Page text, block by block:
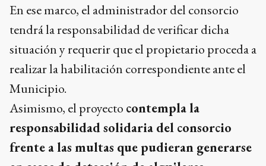
En ese marco, el administrador del consorcio
tendrá la responsabilidad de verificar dicha
situación y requerir que el propietario proceda a
realizar la habilitación correspondiente ante el
Municipio.
Asimismo, el proyecto contempla la
responsabilidad solidaria del consorcio
frente a las multas que pudieran generarse